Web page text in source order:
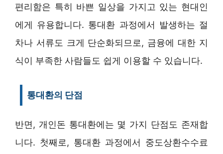
편리함은 특히 바쁜 일상을 가지고 있는 현대인
에게 유용합니다. 통대환 과정에서 발생하는 절
차나 서류도 크게 단순화되므로, 금융에 대한 지
식이 부족한 사람들도 쉽게 이용할 수 있습니다.
통대환의 단점
반면, 개인돈 통대환에는 몇 가지 단점도 존재합
니다. 첫째로, 통대환 과정에서 중도상환수수료